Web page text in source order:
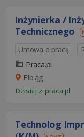
Inżynierka /
Technicznego
Umowa o pracę
Praca.pl
Elbląg
Dzisiaj z praca.pl
Technolog